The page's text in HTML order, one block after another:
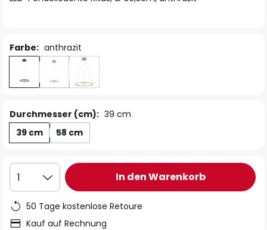
Farbe: anthrazit
Durchmesser (cm): 39 cm
39 cm
58 cm
1 In den Warenkorb
50 Tage kostenlose Retoure
Kauf auf Rechnung